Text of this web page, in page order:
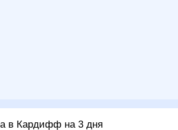
в Кардифф на 3 дня